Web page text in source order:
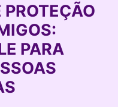
PARA